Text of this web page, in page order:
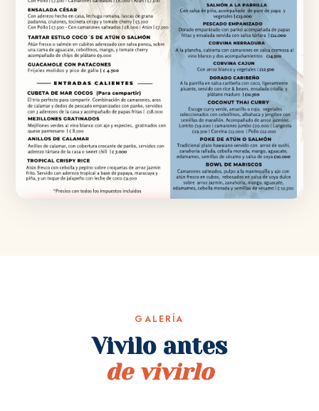
GALERÍA
Vivilo antes
de vivirlo